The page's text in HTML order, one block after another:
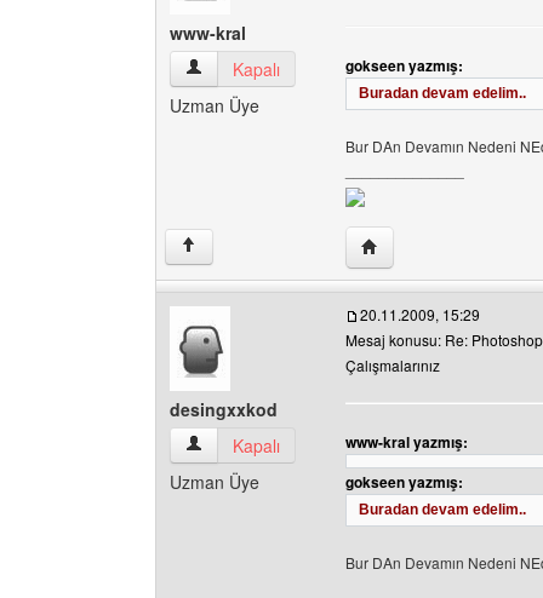
www-kral
www-kral Kullanıcının profilini görüntüle
Kapalı
Uzman Üye
gokseen yazmış:
Buradan devam edelim..
Bur DAn Devamın Nedeni
↑ Yazarın web sitesini
desingxxkod
desingxxkod Kullanıcının profilini görüntüle
Kapalı
Uzman Üye
20.11.2009, 15:29
Mesaj konusu: Re:
Çalışmalarınız
www-kral yazmış:
gokseen yazmış:
Buradan devam edelim..
Bur DAn Devamın Nedeni